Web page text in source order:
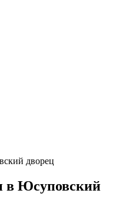
дворец
в Юсуповский